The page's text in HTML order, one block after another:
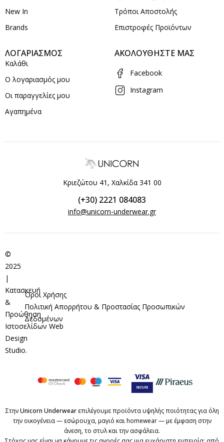
New In
Brands
Τρόποι Αποστολής
Επιστροφές Προϊόντων
ΛΟΓΑΡΙΑΣΜΟΣ
Καλάθι
Ο λογαριασμός μου
Οι παραγγελίες μου
Αγαπημένα
ΑΚΟΛΟΥΘΗΣΤΕ ΜΑΣ
Facebook
Instagram
Κριεζώτου 41, Χαλκίδα 341 00
(+30) 2221 084083
info@unicorn-underwear.gr
©
2025
|
Κατασκευή
&
Προώθηση
Ιστοσελίδων Web
Design
Studio.
Όροι Χρήσης
Πολιτική Απορρήτου & Προστασίας Προσωπικών
Δεδομένων
ΣτηνUnicorn Underwearεπιλέγουμε προϊόντα υψηλής ποιότητας για όλη
την οικογένεια — εσώρουχα, μαγιό και homewear — με έμφαση στην
άνεση, το στυλ και την ασφάλεια.